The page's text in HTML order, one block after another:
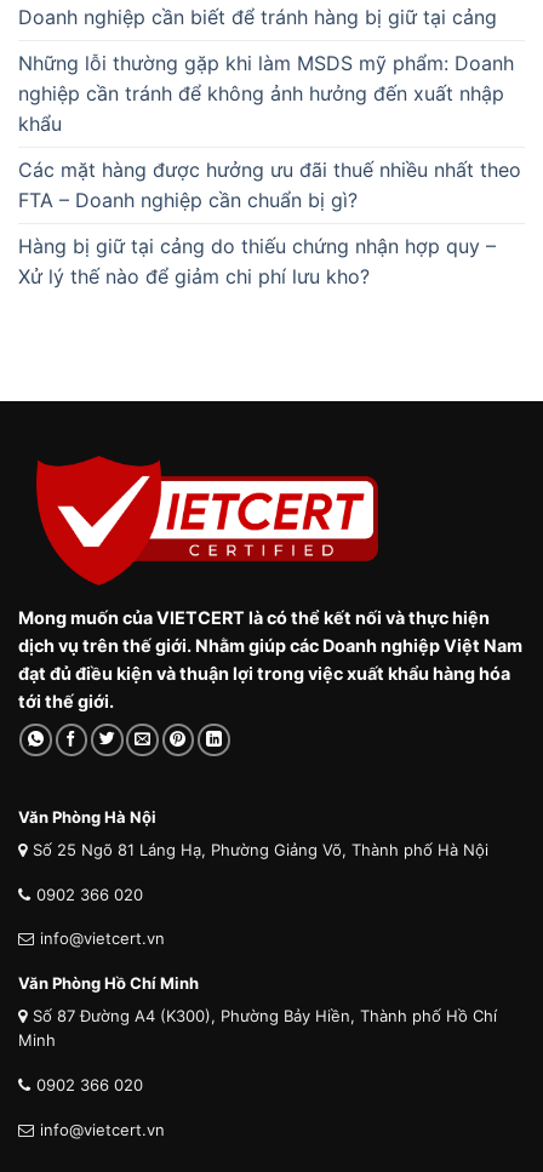
Doanh nghiệp cần biết để tránh hàng bị giữ tại cảng
Những lỗi thường gặp khi làm MSDS mỹ phẩm: Doanh
nghiệp cần tránh để không ảnh hưởng đến xuất nhập
khẩu
Các mặt hàng được hưởng ưu đãi thuế nhiều nhất theo
FTA – Doanh nghiệp cần chuẩn bị gì?
Hàng bị giữ tại cảng do thiếu chứng nhận hợp quy –
Xử lý thế nào để giảm chi phí lưu kho?
Mong muốn của VIETCERT là có thể kết nối và thực hiện
dịch vụ trên thế giới. Nhằm giúp các Doanh nghiệp Việt Nam
đạt đủ điều kiện và thuận lợi trong việc xuất khẩu hàng hóa
tới thế giới.
Văn Phòng Hà Nội
Số 25 Ngõ 81 Láng Hạ, Phường Giảng Võ, Thành phố Hà Nội
0902 366 020
info@vietcert.vn
Văn Phòng Hồ Chí Minh
Số 87 Đường A4 (K300), Phường Bảy Hiền, Thành phố Hồ Chí
Minh
0902 366 020
info@vietcert.vn